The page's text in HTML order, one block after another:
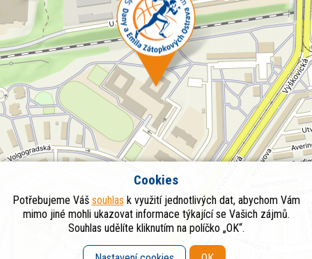
Cookies
Potřebujeme Váš souhlas k využití jednotlivých dat, abychom Vám
mimo jiné mohli ukazovat informace týkající se Vašich zájmů.
Souhlas udělíte kliknutím na políčko „OK“.